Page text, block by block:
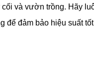
và vườn trồng. Hãy
để đảm bảo hiệu suất